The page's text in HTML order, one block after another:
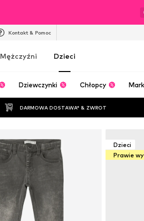
Kontakt & Pomoc
Mężczyźni Dzieci
Dziewczynki Chłopcy
DARMOWA DOSTAWA* & ZWROT
Dzieci
Prawie